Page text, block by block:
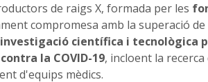
de raigs X, formada per les
compromesa amb la superació de
científica i tecnològica
la COVID-19, incloent la
d'equips mèdics.